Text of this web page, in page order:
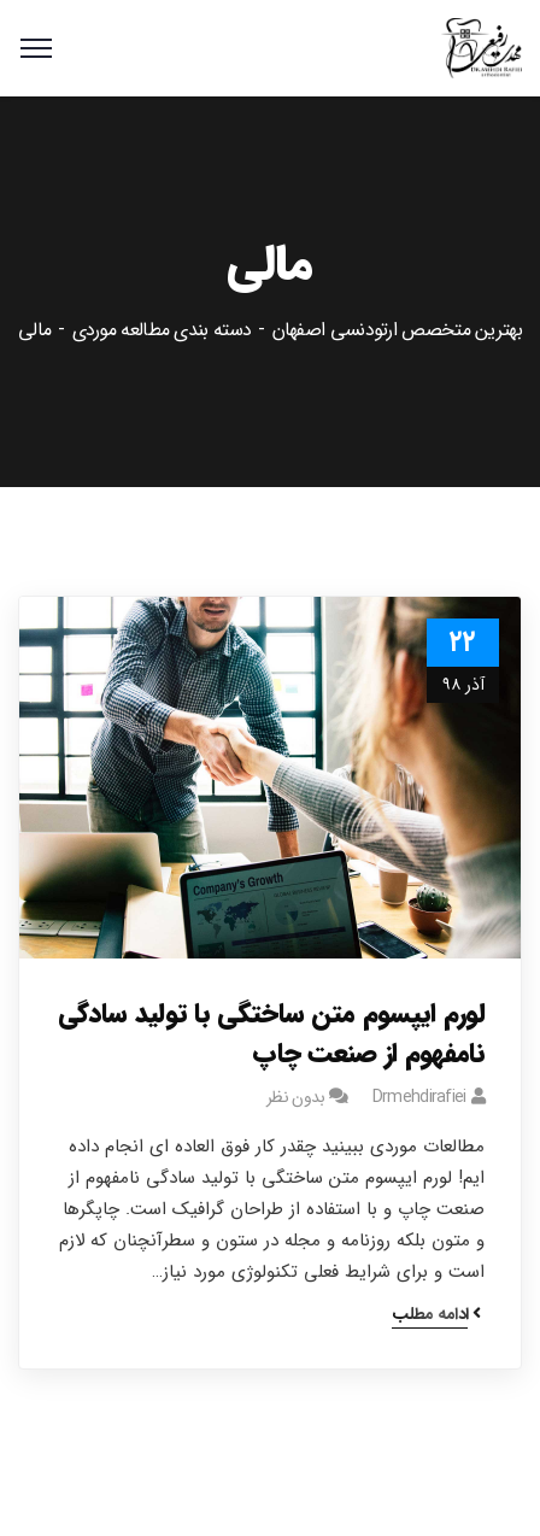
مالی
بهترین متخصص ارتودنسی اصفهان دسته بندی مطالعه موردی مالی
۲۲
آذر ۹۸
لورم ایپسوم متن ساختگی با تولید سادگی
نامفهوم از صنعت چاپ
Drmehdirafiei بدون نظر
مطالعات موردی ببینید چقدر کار فوق العاده ای انجام داده
ایم! لورم ایپسوم متن ساختگی با تولید سادگی نامفهوم از
صنعت چاپ و با استفاده از طراحان گرافیک است. چاپگرها
و متون بلکه روزنامه و مجله در ستون و سطرآنچنان که لازم
است و برای شرایط فعلی تکنولوژی مورد نیاز…
ادامه مطلب